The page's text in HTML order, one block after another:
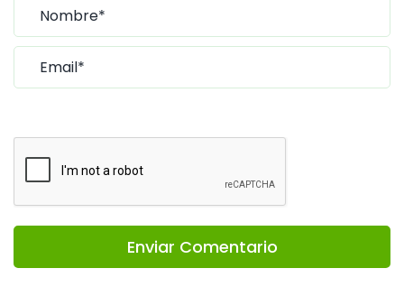
Enviar Comentario